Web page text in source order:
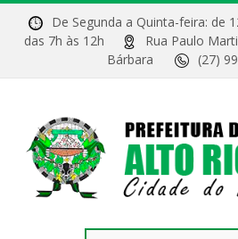
De Segunda a Quinta-feira: de
das 7h às 12h
Rua Paulo
Bárbara
(27)